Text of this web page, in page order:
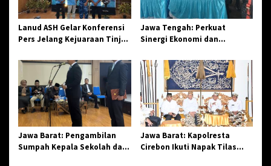
Lanud ASH Gelar Konferensi
Pers Jelang Kejuaraan Tinju
2026
Jawa Tengah: Perkuat
Sinergi Ekonomi dan
Jangkar Gelar Halal Bi Halal
di Losari
Jawa Barat: Pengambilan
Sumpah Kepala Sekolah dan
Jawa Barat: Kapolresta
Cirebon Ikuti Napak Tilas